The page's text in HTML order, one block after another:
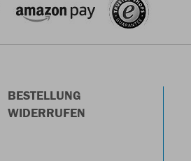
BESTELLUNG
WIDERRUFEN